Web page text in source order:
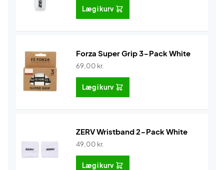
Læg i kurv
Forza Super Grip 3-Pack White
69,00 kr.
Læg i kurv
ZERV Wristband 2-Pack White
49,00 kr.
Læg i kurv